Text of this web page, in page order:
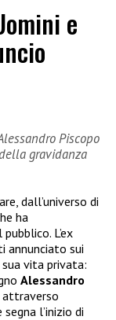
e
Piscopo
gravidanza
dall’universo di
ha
L’ex
annunciato sui
vita privata:
Alessandro
attraverso
l’inizio di